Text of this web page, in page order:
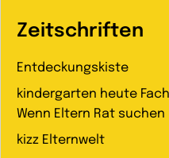
Zeitschriften
Entdeckungskiste
kindergarten heute
Wenn Eltern Rat suchen
kizz Elternwelt